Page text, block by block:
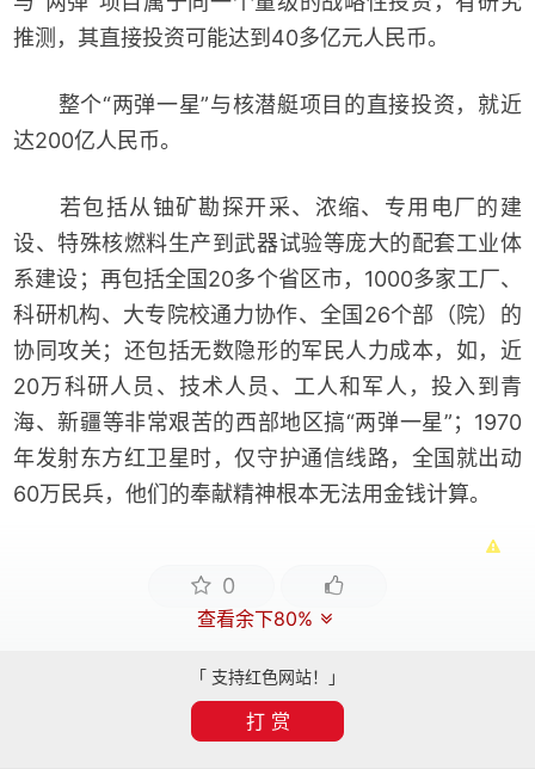
推测，其直接投资可能达到40多亿元人民币。
整个“两弹一星”与核潜艇项目的直接投资，就近
达200亿人民币。
若包括从铀矿勘探开采、浓缩、专用电厂的建
设、特殊核燃料生产到武器试验等庞大的配套工业体
系建设；再包括全国20多个省区市，1000多家工厂、
科研机构、大专院校通力协作、全国26个部（院）的
协同攻关；还包括无数隐形的军民人力成本，如，近
20万科研人员、技术人员、工人和军人，投入到青
海、新疆等非常艰苦的西部地区搞“两弹一星”；1970
年发射东方红卫星时，仅守护通信线路，全国就出动
60万民兵，他们的奉献精神根本无法用金钱计算。
0
查看余下80%
「 支持红色网站！」
打 赏